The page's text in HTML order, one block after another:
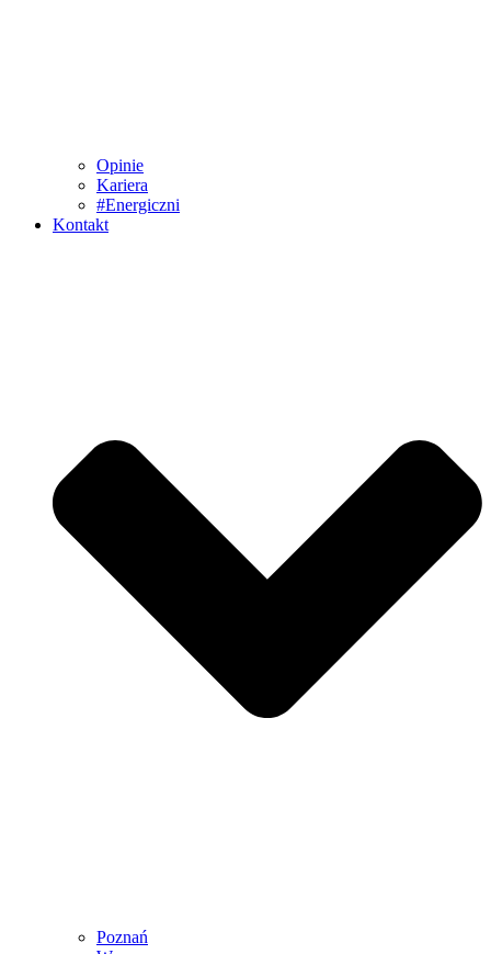
Opinie
Kariera
#Energiczni
Kontakt
Poznań